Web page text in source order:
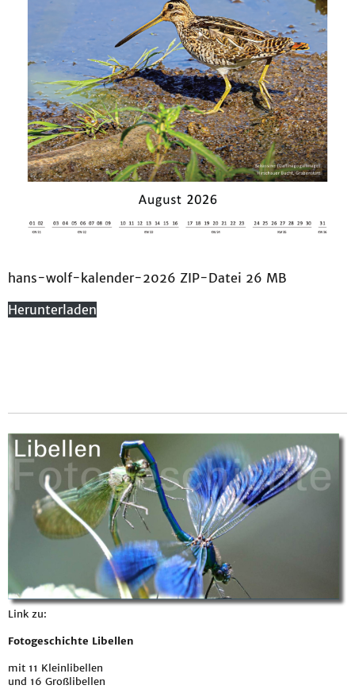
hans-wolf-kalender-2026 ZIP-Datei 26 MB
Herunterladen
Link zu:
Fotogeschichte Libellen
mit 11 Kleinlibellen
und 16 Großlibellen